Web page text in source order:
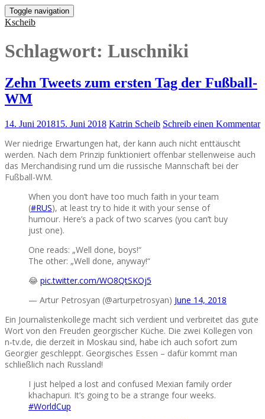
Toggle navigation
Kscheib
Schlagwort: Luschniki
Zehn Tweets zum ersten Tag der Fußball-
WM
14. Juni 201815. Juni 2018 Katrin Scheib Schreib einen Kommentar
Wer niedrige Erwartungen hat, der kann auch nicht enttäuscht
werden. Nach dem Prinzip funktioniert offenbar stellenweise auch
das Merchandising rund um die russische Mannschaft bei der
Fußball-WM.
When you don’t have too much faith in your team
(#RUS), at least try to hide it with your sense of
humour. Here’s a pack of two scarves (you can’t buy
just one).
One reads: „Well done, boys!“
The other: „Well done, anyway!“
😂 pic.twitter.com/WO8QtSKOj5
— Artur Petrosyan (@arturpetrosyan) June 14, 2018
Ein Journalistenkollege macht sich verdient und verbreitet das gute
Wort von den Freuden georgischer Küche. Die zwei Kollegen von
n-tv.de, die derzeit in Moskau sind, habe ich auch sofort zum
Georgier geschleppt. Georgisches Essen – dafür kommt man
schließlich nach Russland!
I just helped a lost and confused Mexian family order
khachapuri. It’s going to be a strange four weeks.
#WorldCup